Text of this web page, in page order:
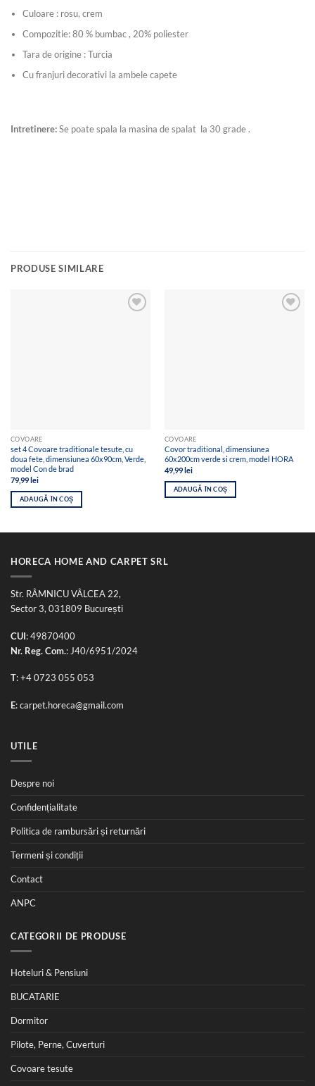
Culoare : rosu, crem
Compozitie: 80 % bumbac , 20% poliester
Tara de origine : Turcia
Cu franjuri decorativi la ambele capete
Intretinere:Se poate spala la masina de spalat la 30 grade .
PRODUSE SIMILARE
COVOARE
set 4 Covoare traditionale tesute, cu
doua fete, dimensiunea 60x90cm, Verde,
model Con de brad
79,99 lei
ADAUGĂ ÎN COȘ
COVOARE
Covor traditional, dimensiunea
60x200cm verde si crem, model HORA
49,99 lei
ADAUGĂ ÎN COȘ
HORECA HOME AND CARPET SRL
Str. RÂMNICU VÂLCEA 22,
Sector 3, 031809 București
CUI: 49870400
Nr. Reg. Com.: J40/6951/2024
T:+4 0723 055 053
E:carpet.horeca@gmail.com
UTILE
Despre noi
Confidențialitate
Politica de rambursări și returnări
Termeni și condiții
Contact
ANPC
CATEGORII DE PRODUSE
Hoteluri & Pensiuni
BUCATARIE
Dormitor
Pilote, Perne, Cuverturi
Covoare tesute